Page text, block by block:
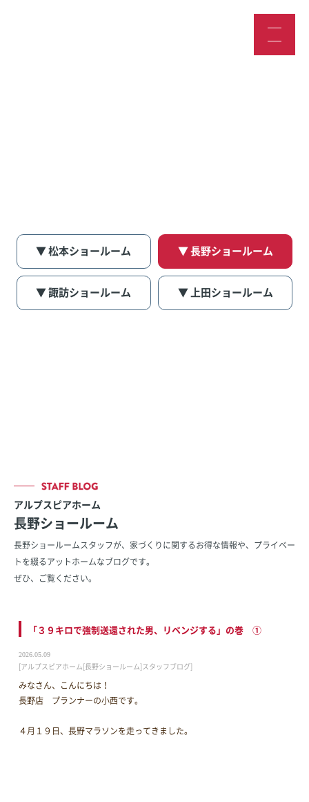
▼ 松本ショールーム ▼ 長野ショールーム
▼ 諏訪ショールーム ▼ 上田ショールーム
アルプスピアホーム
長野ショールーム
長野ショールームスタッフが、家づくりに関するお得な情報や、 プライベー
トを綴るアットホームなブログです。
ぜひ、ご覧ください。
「３９キロで強制送還された男、リベンジする」の巻 ①
2026.05.09
[アルプスピアホーム[長野ショールーム]スタッフブログ]
みなさん、こんにちは！
長野店 プランナーの小西です。
４月１９日、長野マラソンを走ってきました。